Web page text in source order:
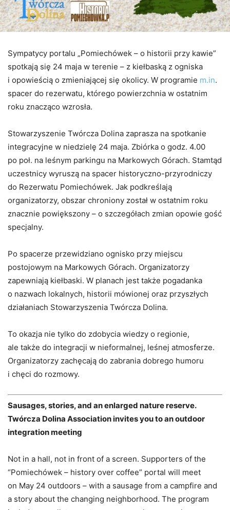
Sympatycy portalu „Pomiechówek – o historii przy kawie”
spotkają się 24 maja w terenie – z kiełbaską z ogniska
i opowieścią o zmieniającej się okolicy. W programie m.in.
spacer do rezerwatu, którego powierzchnia w ostatnim
roku znacząco wzrosła.
Stowarzyszenie Twórcza Dolina zaprasza na spotkanie
integracyjne w niedzielę 24 maja. Zbiórka o godz. 4.00
po poł. na leśnym parkingu na Markowych Górach. Stamtąd
uczestnicy wyruszą na spacer historyczno-przyrodniczy
do Rezerwatu Pomiechówek. Jak podkreślają
organizatorzy, obszar chroniony został w ostatnim roku
znacznie powiększony – o szczegółach zmian opowie gość
specjalny.
Po spacerze przewidziano ognisko przy miejscu
postojowym na Markowych Górach. Organizatorzy
zapewniają kiełbaski. W planach jest także pogadanka
o nazwach lokalnych, historii mówionej oraz przyszłych
działaniach Stowarzyszenia Twórcza Dolina.
To okazja nie tylko do zdobycia wiedzy o regionie,
ale także do integracji w nieformalnej, leśnej atmosferze.
Organizatorzy zachęcają do zabrania dobrego humoru
i chęci do rozmowy.
Sausages, stories, and an enlarged nature reserve.
Twórcza Dolina Association invites you to an outdoor
integration meeting
Not in a hall, not in front of a screen. Supporters of the
“Pomiechówek – history over coffee” portal will meet
on May 24 outdoors – with a sausage from a campfire and
a story about the changing neighborhood. The program